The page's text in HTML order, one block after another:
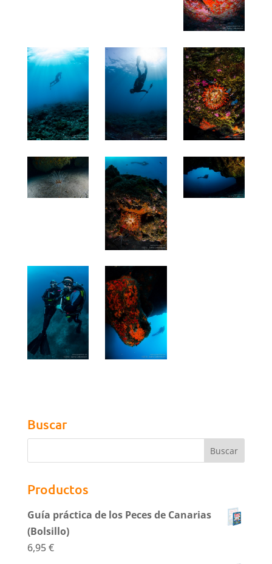
Buscar
Productos
Guía práctica de los Peces de Canarias
(Bolsillo)
6,95€